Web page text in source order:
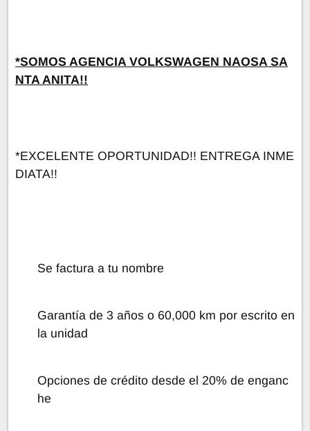
*SOMOS AGENCIA VOLKSWAGEN NAOSA SA
NTA ANITA!!
*EXCELENTE OPORTUNIDAD!! ENTREGA INME
DIATA!!
Se factura a tu nombre
Garantía de 3 años o 60,000 km por escrito en
la unidad
Opciones de crédito desde el 20% de enganc
he